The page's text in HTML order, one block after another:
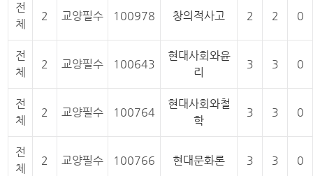
전
체
2 교양필수 100978 창의적사고 2 2 0
전
체
2 교양필수 100643
현대사회와윤
리
3 3 0
전
체
2 교양필수 100764
현대사회와철
학
3 3 0
전
체
2 교양필수 100766 현대문화론 3 3 0